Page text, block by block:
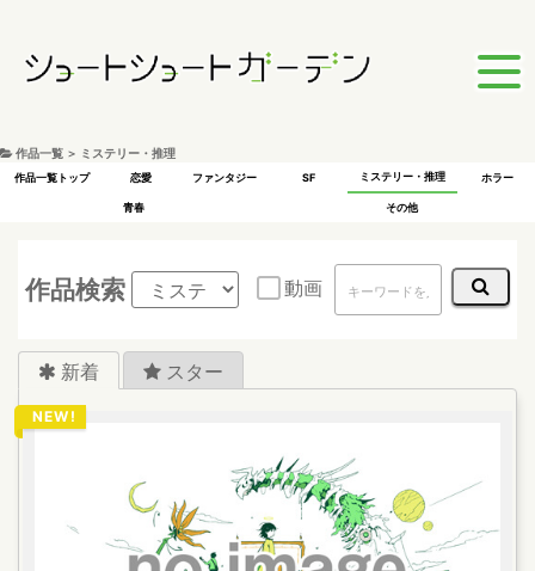
作品一覧 ＞ ミステリー・推理
作品一覧トップ 恋愛 ファンタジー SF ミステリー・推理 ホラー
青春 その他
作品検索 動画
新着 スター
NEW!